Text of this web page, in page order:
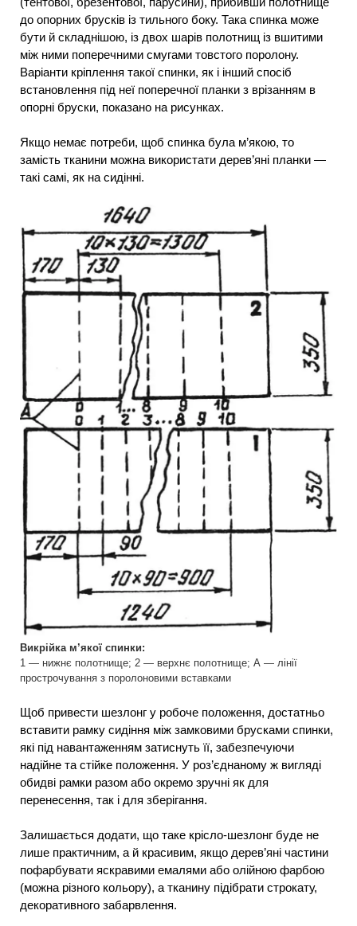
до опорних брусків із тильного боку. Така спинка може
бути й складнішою, із двох шарів полотнищ із вшитими
між ними поперечними смугами товстого поролону.
Варіанти кріплення такої спинки, як і інший спосіб
встановлення під неї поперечної планки з врізанням в
опорні бруски, показано на рисунках.
Якщо немає потреби, щоб спинка була м’якою, то
замість тканини можна використати дерев’яні планки —
такі самі, як на сидінні.
Викрійка м’якої спинки:
1 — нижнє полотнище; 2 — верхнє полотнище; А — лінії
прострочування з поролоновими вставками
Щоб привести шезлонг у робоче положення, достатньо
вставити рамку сидіння між замковими брусками спинки,
які під навантаженням затиснуть її, забезпечуючи
надійне та стійке положення. У роз’єднаному ж вигляді
обидві рамки разом або окремо зручні як для
перенесення, так і для зберігання.
Залишається додати, що таке крісло-шезлонг буде не
лише практичним, а й красивим, якщо дерев’яні частини
пофарбувати яскравими емалями або олійною фарбою
(можна різного кольору), а тканину підібрати строкату,
декоративного забарвлення.